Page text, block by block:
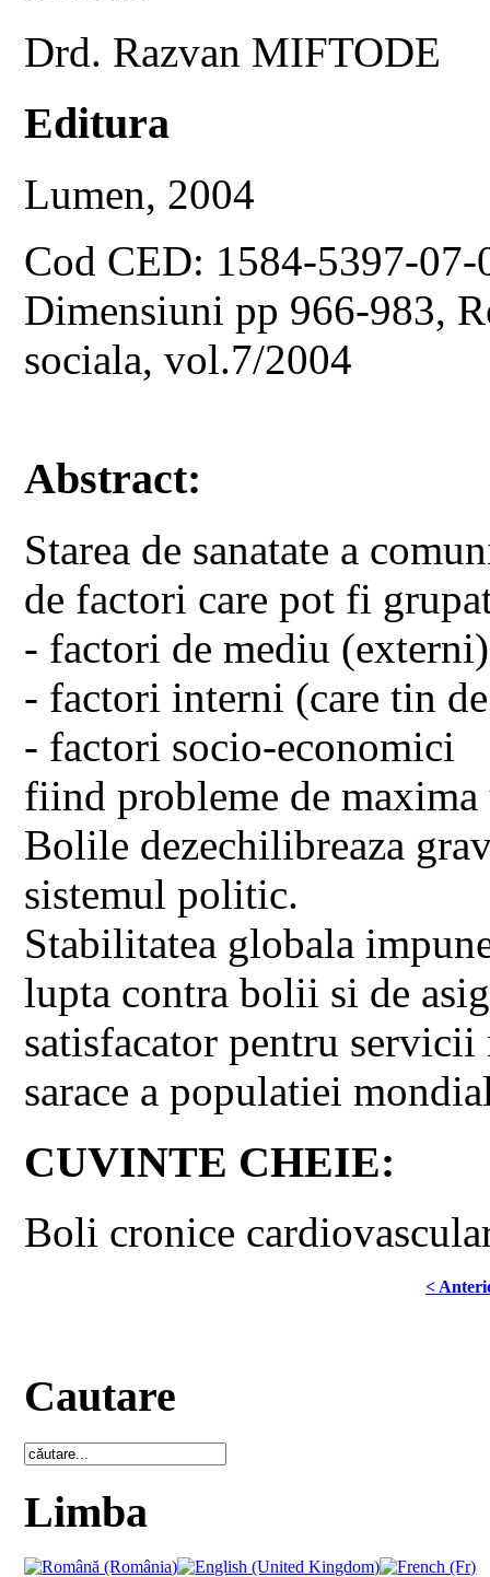
Drd. Razvan MIFTODE
Editura
Lumen, 2004
Cod CED: 1584-5397-07-
Dimensiuni pp 966-983,
sociala, vol.7/2004
Abstract:
Starea de sanatate a
de factori care pot fi
- factori de mediu (externi)
- factori interni (care tin
- factori socio-economici
fiind probleme de
Bolile dezechilibreaza
sistemul politic.
Stabilitatea globala
lupta contra bolii si de
satisfacator pentru
sarace a populatiei
CUVINTE CHEIE:
Boli cronice
<
Cautare
Limba